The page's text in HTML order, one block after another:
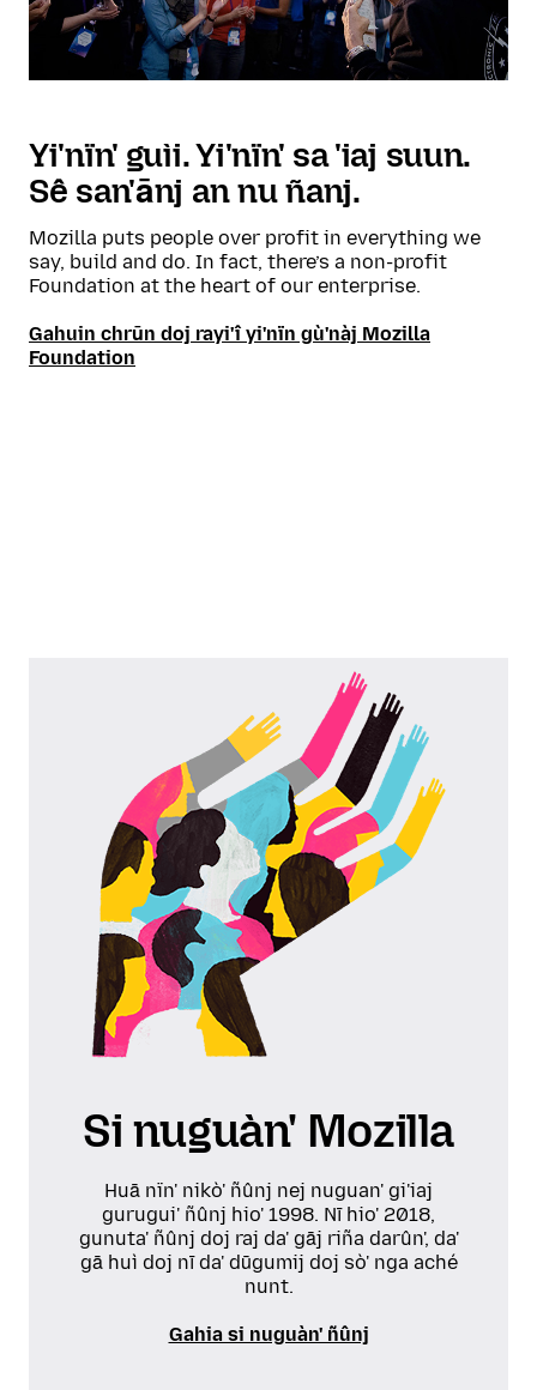
Yi'nïn' guìi. Yi'nïn' sa 'iaj suun.
Sê san'ānj an nu ñanj.
Mozilla puts people over profit in everything we
say, build and do. In fact, there’s a non-profit
Foundation at the heart of our enterprise.
Gahuin chrūn doj rayi'î yi'nïn gù'nàj Mozilla
Foundation
Si nuguàn' Mozilla
Huā nïn' nikò' ñûnj nej nuguan' gi'iaj
gurugui' ñûnj hio' 1998. Nī hio' 2018,
gunuta' ñûnj doj raj da' gāj riña darûn', da'
gā huì doj nī da' dūgumij doj sò' nga aché
nunt.
Gahia si nuguàn' ñûnj